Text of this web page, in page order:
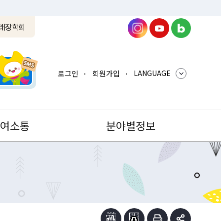
장학회
로그인 회원가입 LANGUAGE
소통 분야별정보